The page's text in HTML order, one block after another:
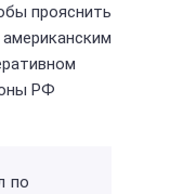
прояснить
РФ
по